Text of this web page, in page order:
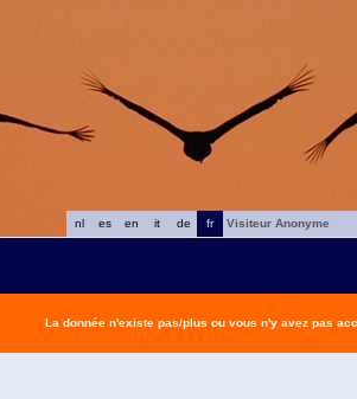
fr
de
it
en
es
nl
Visiteur Anonyme
La donnée n'existe pas/plus ou vous n'y avez pas